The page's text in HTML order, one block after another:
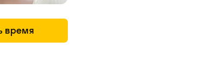
время